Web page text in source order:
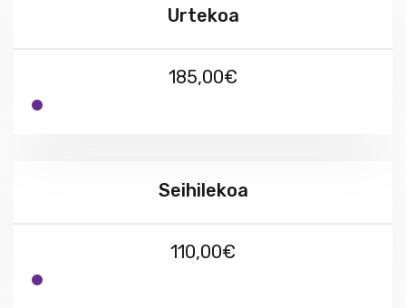
Urtekoa
185,00€
Seihilekoa
110,00€